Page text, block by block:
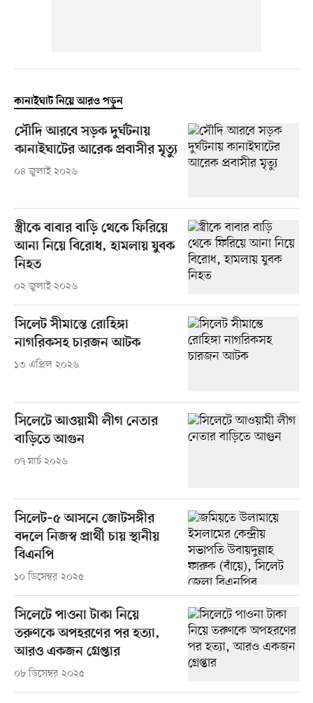
কানাইঘাট নিয়ে আরও পড়ুন
সৌদি আরবে সড়ক দুর্ঘটনায়
কানাইঘাটের আরেক প্রবাসীর মৃত্যু
০৪ জুলাই ২০২৬
স্ত্রীকে বাবার বাড়ি থেকে ফিরিয়ে
আনা নিয়ে বিরোধ, হামলায় যুবক
নিহত
০২ জুলাই ২০২৬
সিলেট সীমান্তে রোহিঙ্গা
নাগ‌রিকসহ চারজন আটক
১৩ এপ্রিল ২০২৬
সিলেটে আওয়ামী লীগ নেতার
বাড়িতে আগুন
০৭ মার্চ ২০২৬
সিলেট–৫ আসনে জোটসঙ্গীর
বদলে নিজস্ব প্রার্থী চায় স্থানীয়
বিএনপি
১০ ডিসেম্বর ২০২৫
সিলেটে পাওনা টাকা নিয়ে
তরুণকে অপহরণের পর হত্যা,
আরও একজন গ্রেপ্তার
০৮ ডিসেম্বর ২০২৫